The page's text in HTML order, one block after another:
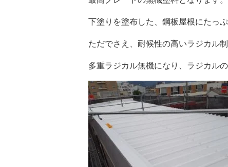
下塗りを塗布した、鋼板屋根にたっぷ
ただでさえ、耐候性の高いラジカル
多重ラジカル無機になり、ラジカル